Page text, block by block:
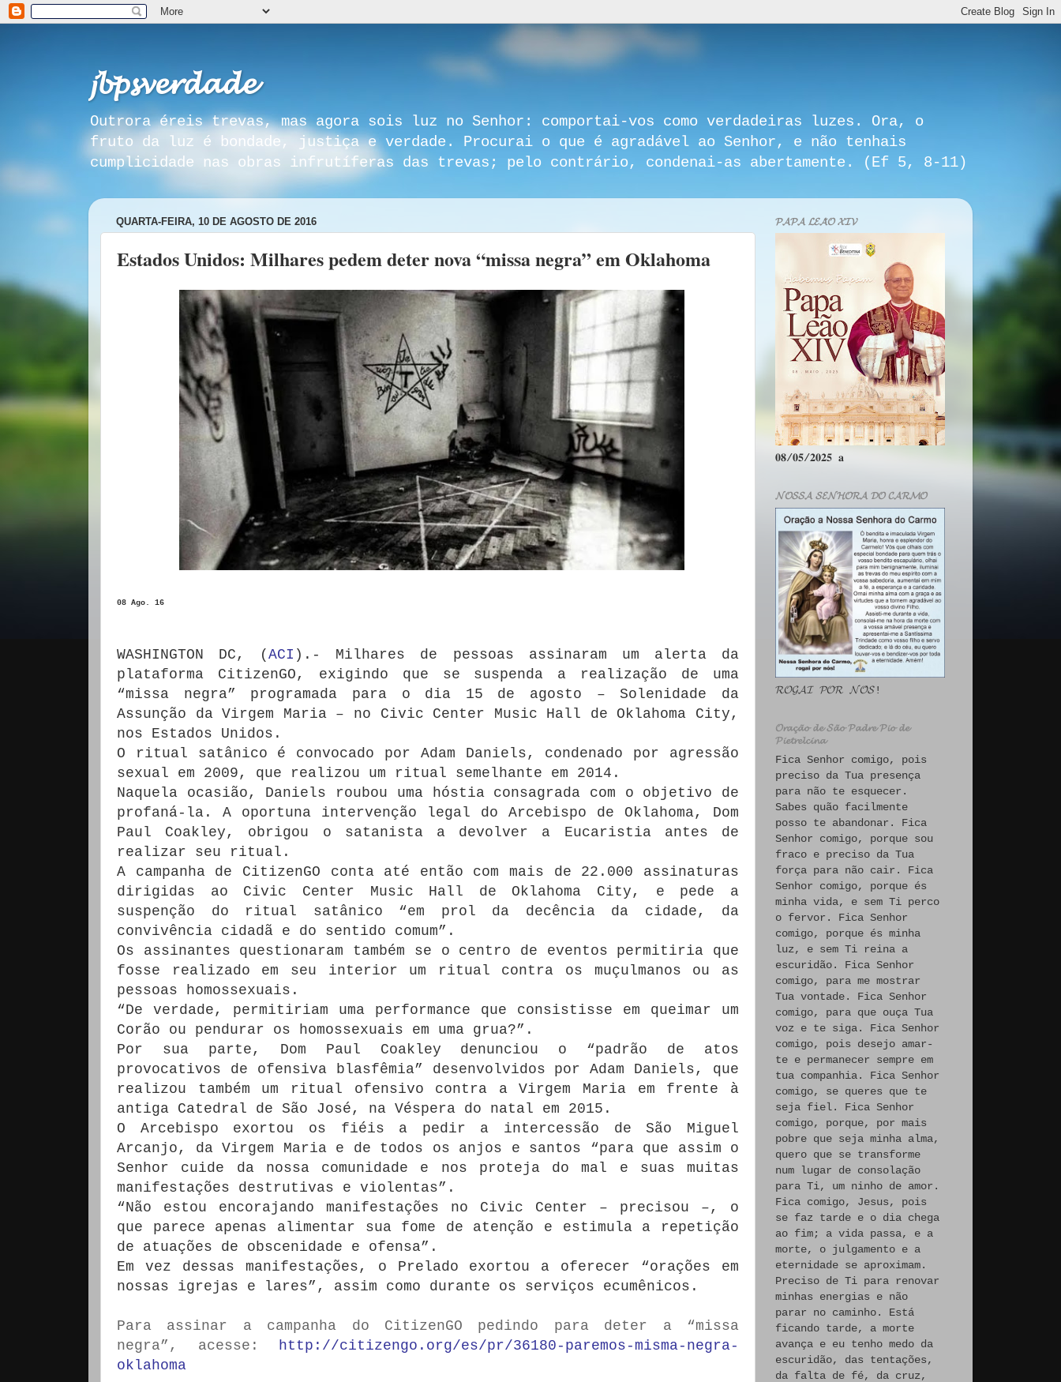
𝓳𝓫𝓹𝓼𝓿𝓮𝓻𝓭𝓪𝓭𝓮
Outrora éreis trevas, mas agora sois luz no Senhor: comportai-vos como verdadeiras luzes. Ora, o
fruto da luz é bondade, justiça e verdade. Procurai o que é agradável ao Senhor, e não tenhais
cumplicidade nas obras infrutíferas das trevas; pelo contrário, condenai-as abertamente. (Ef 5, 8-11)
QUARTA-FEIRA, 10 DE AGOSTO DE 2016
Estados Unidos: Milhares pedem deter nova “missa negra” em Oklahoma
08 Ago. 16
WASHINGTON DC, (ACI ).- Milhares de pessoas assinaram um alerta da
plataforma CitizenGO, exigindo que se suspenda a realização de uma
“missa negra” programada para o dia 15 de agosto – Solenidade da
Assunção da Virgem Maria – no Civic Center Music Hall de Oklahoma City,
nos Estados Unidos.
O ritual satânico é convocado por Adam Daniels, condenado por agressão
sexual em 2009, que realizou um ritual semelhante em 2014.
Naquela ocasião, Daniels roubou uma hóstia consagrada com o objetivo de
profaná-la. A oportuna intervenção legal do Arcebispo de Oklahoma, Dom
Paul Coakley, obrigou o satanista a devolver a Eucaristia antes de
realizar seu ritual.
A campanha de CitizenGO conta até então com mais de 22.000 assinaturas
dirigidas ao Civic Center Music Hall de Oklahoma City, e pede a
suspenção do ritual satânico “em prol da decência da cidade, da
convivência cidadã e do sentido comum”.
Os assinantes questionaram também se o centro de eventos permitiria que
fosse realizado em seu interior um ritual contra os muçulmanos ou as
pessoas homossexuais.
“De verdade, permitiriam uma performance que consistisse em queimar um
Corão ou pendurar os homossexuais em uma grua?”.
Por sua parte, Dom Paul Coakley denunciou o “padrão de atos
provocativos de ofensiva blasfêmia” desenvolvidos por Adam Daniels, que
realizou também um ritual ofensivo contra a Virgem Maria em frente à
antiga Catedral de São José, na Véspera do natal em 2015.
O Arcebispo exortou os fiéis a pedir a intercessão de São Miguel
Arcanjo, da Virgem Maria e de todos os anjos e santos “para que assim o
Senhor cuide da nossa comunidade e nos proteja do mal e suas muitas
manifestações destrutivas e violentas”.
“Não estou encorajando manifestações no Civic Center – precisou –, o
que parece apenas alimentar sua fome de atenção e estimula a repetição
de atuações de obscenidade e ofensa”.
Em vez dessas manifestações, o Prelado exortou a oferecer “orações em
nossas igrejas e lares”, assim como durante os serviços ecumênicos.
Para assinar a campanha do CitizenGO pedindo para deter a “missa
negra”, acesse:
http://citizengo.org/es/pr/36180-paremos-misma-negra-
oklahoma
𝓟𝓐𝓟𝓐 𝓛𝓔𝓐̃𝓞 𝓧𝓘𝓥
𝟎𝟖/𝟎𝟓/𝟐𝟎𝟐𝟓 𝐚
𝓝𝓞𝓢𝓢𝓐 𝓢𝓔𝓝𝓗𝓞𝓡𝓐 𝓓𝓞 𝓒𝓐𝓡𝓜𝓞
𝓡𝓞𝓖𝓐𝓘 𝓟𝓞𝓡 𝓝𝓞́𝓢!
𝓞𝓻𝓪𝓬̧𝓪̃𝓸 𝓭𝓮 𝓢𝓪̃𝓸 𝓟𝓪𝓭𝓻𝓮 𝓟𝓲𝓸 𝓭𝓮
𝓟𝓲𝓮𝓽𝓻𝓮𝓵𝓬𝓲𝓷𝓪
Fica Senhor comigo, pois
preciso da Tua presença
para não te esquecer.
Sabes quão facilmente
posso te abandonar. Fica
Senhor comigo, porque sou
fraco e preciso da Tua
força para não cair. Fica
Senhor comigo, porque és
minha vida, e sem Ti perco
o fervor. Fica Senhor
comigo, porque és minha
luz, e sem Ti reina a
escuridão. Fica Senhor
comigo, para me mostrar
Tua vontade. Fica Senhor
comigo, para que ouça Tua
voz e te siga. Fica Senhor
comigo, pois desejo amar-
te e permanecer sempre em
tua companhia. Fica Senhor
comigo, se queres que te
seja fiel. Fica Senhor
comigo, porque, por mais
pobre que seja minha alma,
quero que se transforme
num lugar de consolação
para Ti, um ninho de amor.
Fica comigo, Jesus, pois
se faz tarde e o dia chega
ao fim; a vida passa, e a
morte, o julgamento e a
eternidade se aproximam.
Preciso de Ti para renovar
minhas energias e não
parar no caminho. Está
ficando tarde, a morte
avança e eu tenho medo da
escuridão, das tentações,
da falta de fé, da cruz,